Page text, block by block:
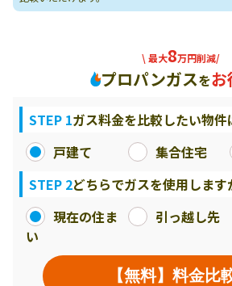
\ 最大8万円削減/
プロパンガスをお
STEP 1ガス料金を比較したい物件
戸建て
集合住宅
STEP 2どちらでガスを使用します
現在の住ま
い
引っ越し先
【無料】料金比